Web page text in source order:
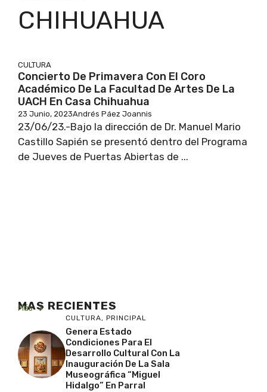
CHIHUAHUA
CULTURA
Concierto De Primavera Con El Coro
Académico De La Facultad De Artes De La
UACH En Casa Chihuahua
23 Junio, 2023Andrés Páez Joannis
23/06/23.-Bajo la dirección de Dr. Manuel Mario
Castillo Sapién se presentó dentro del Programa
de Jueves de Puertas Abiertas de ...
MAS RECIENTES
Más
CULTURA, PRINCIPAL
Genera Estado
Condiciones Para El
Desarrollo Cultural Con La
Inauguración De La Sala
Museográfica “Miguel
Hidalgo” En Parral